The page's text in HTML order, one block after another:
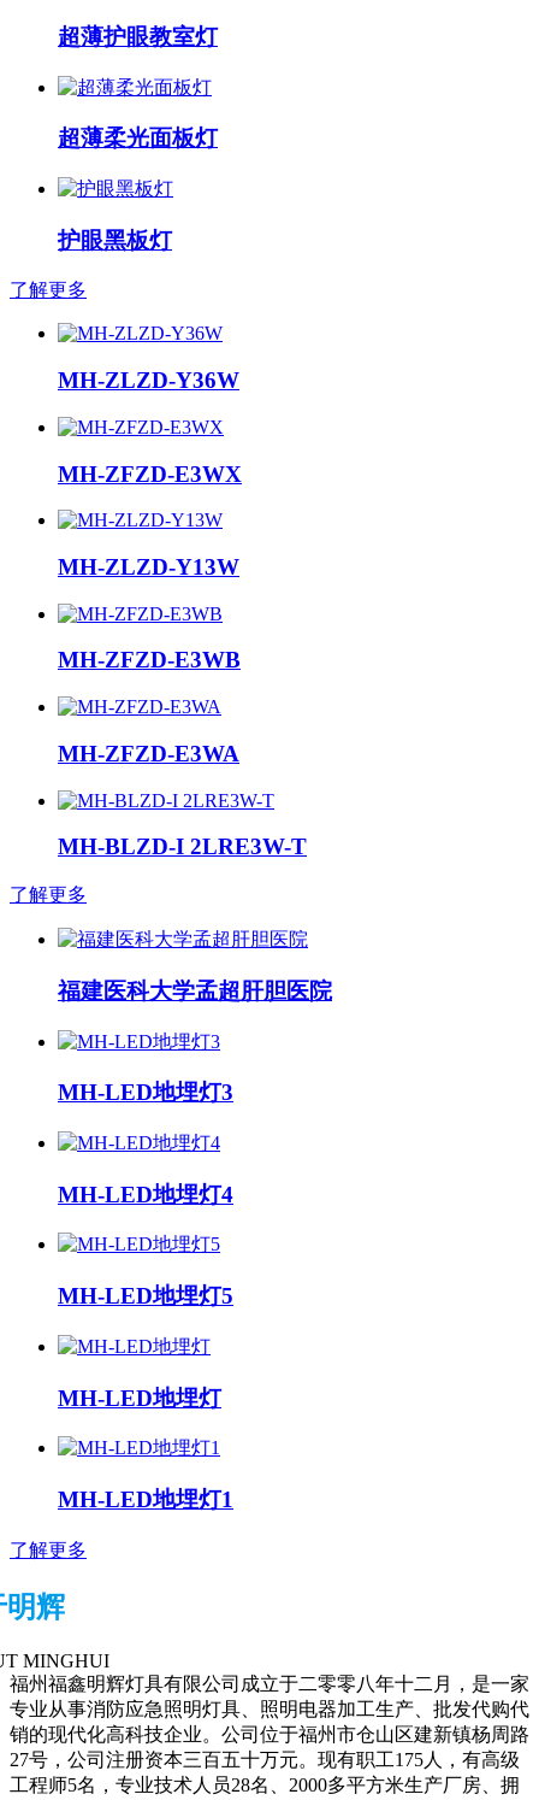
超薄护眼教室灯
超薄柔光面板灯
护眼黑板灯
了解更多
MH-ZLZD-Y36W
MH-ZFZD-E3WX
MH-ZLZD-Y13W
MH-ZFZD-E3WB
MH-ZFZD-E3WA
MH-BLZD-I 2LRE3W-T
了解更多
福建医科大学孟超肝胆医院
MH-LED地埋灯3
MH-LED地埋灯4
MH-LED地埋灯5
MH-LED地埋灯
MH-LED地埋灯1
了解更多
明辉
MINGHUI
福州福鑫明辉灯具有限公司成立于二零零八年十二月，是一家
专业从事消防应急照明灯具、照明电器加工生产、批发代购代
销的现代化高科技企业。公司位于福州市仓山区建新镇杨周路
27号，公司注册资本三百五十万元。现有职工175人，有高级
工程师5名，专业技术人员28名、2000多平方米生产厂房、拥